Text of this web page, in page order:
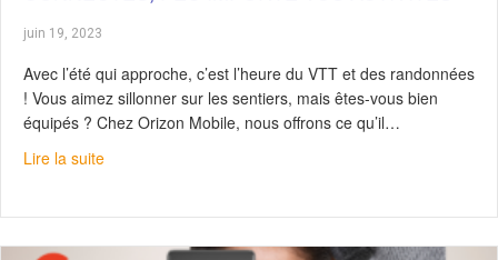
juin 19, 2023
Avec l’été qui approche, c’est l’heure du VTT et des randonnées
! Vous aimez sillonner sur les sentiers, mais êtes-vous bien
équipés ? Chez Orizon Mobile, nous offrons ce qu’il…
Lire la suiteabout Téléphonie satellite : Restez connectés, peu